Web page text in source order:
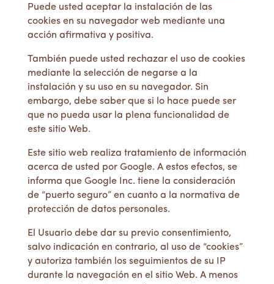
Puede usted aceptar la instalación de las
cookies en su navegador web mediante una
acción afirmativa y positiva.
También puede usted rechazar el uso de cookies
mediante la selección de negarse a la
instalación y su uso en su navegador. Sin
embargo, debe saber que si lo hace puede ser
que no pueda usar la plena funcionalidad de
este sitio Web.
Este sitio web realiza tratamiento de información
acerca de usted por Google. A estos efectos, se
informa que Google Inc. tiene la consideración
de “puerto seguro” en cuanto a la normativa de
protección de datos personales.
El Usuario debe dar su previo consentimiento,
salvo indicación en contrario, al uso de “cookies”
y autoriza también los seguimientos de su IP
durante la navegación en el sitio Web. A menos